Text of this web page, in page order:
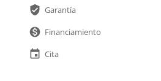
verified_user Garantía
monetization_on Financiamiento
event Cita